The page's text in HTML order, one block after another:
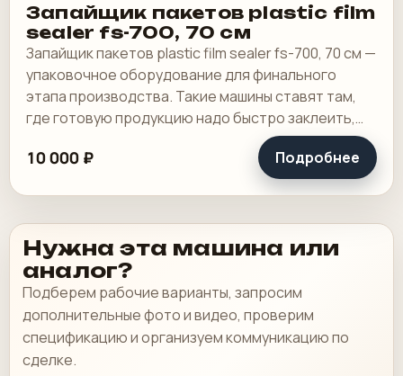
Запайщик пакетов plastic film
sealer fs-700, 70 см
Запайщик пакетов plastic film sealer fs-700, 70 см —
упаковочное оборудование для финального
этапа производства. Такие машины ставят там,
где готовую продукцию надо быстро заклеить,
упаковать или выдать в транспортную.
10 000 ₽ Подробнее
Нужна эта машина или
аналог?
Подберем рабочие варианты, запросим
дополнительные фото и видео, проверим
спецификацию и организуем коммуникацию по
сделке.